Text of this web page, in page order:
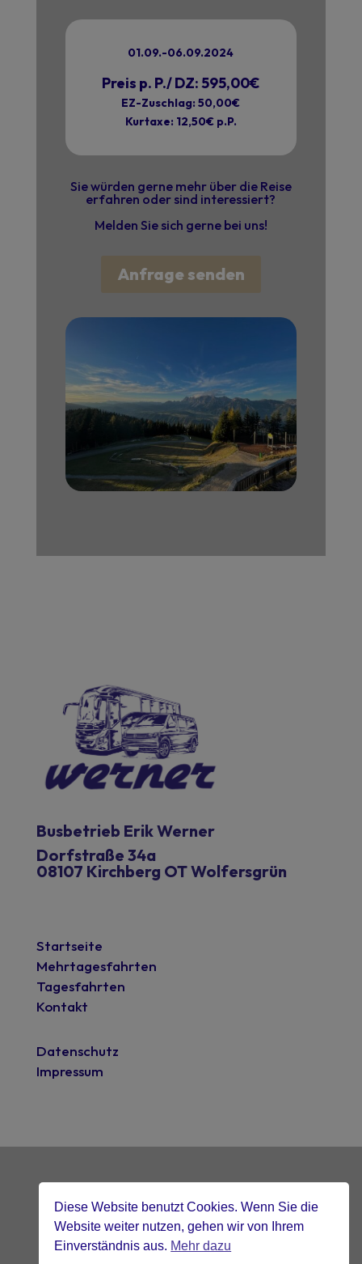
01.09.-06.09.2024
Preis p. P./ DZ: 595,00€
EZ-Zuschlag: 50,00€
Kurtaxe: 12,50€ p.P.
Sie würden gerne mehr über die Reise
erfahren oder sind interessiert?
Melden Sie sich gerne bei uns!
Anfrage senden
Busbetrieb Erik Werner
Dorfstraße 34a
08107 Kirchberg OT Wolfersgrün
Startseite
Mehrtagesfahrten
Tagesfahrten
Kontakt
Datenschutz
Impressum
mit blick fürs detail gebaut.visible-design.de
Diese Website benutzt Cookies. Wenn Sie die
Website weiter nutzen, gehen wir von Ihrem
Einverständnis aus. Mehr dazu